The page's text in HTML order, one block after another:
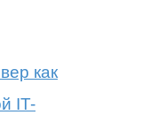
как
IT-